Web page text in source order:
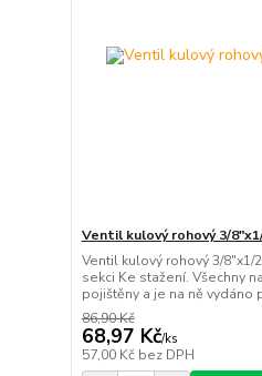
Ventil kulový rohový 3/
Ventil kulový rohový 3/8"x1/
sekci Ke stažení. Všechny
pojištěny a je na ně vydáno
86,90 Kč
68,97 Kč/ks
57,00 Kč bez DPH